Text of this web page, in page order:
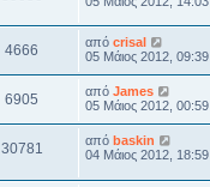
4666 από crisal
05 Μάιος 2012, 09:39
6905 από James
05 Μάιος 2012, 00:59
30781 από baskin
04 Μάιος 2012, 18:59